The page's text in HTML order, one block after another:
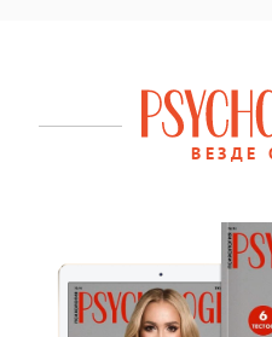
ВЕЗДЕ